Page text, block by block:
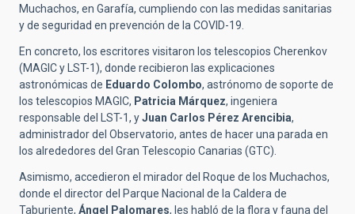
Muchachos, en Garafía, cumpliendo con las medidas sanitarias
y de seguridad en prevención de la COVID-19.
En concreto, los escritores visitaron los telescopios Cherenkov
(MAGIC y LST-1), donde recibieron las explicaciones
astronómicas de Eduardo Colombo, astrónomo de soporte de
los telescopios MAGIC, Patricia Márquez, ingeniera
responsable del LST-1, yJuan Carlos Pérez Arencibia,
administrador del Observatorio, antes de hacer una parada en
los alrededores del Gran Telescopio Canarias (GTC).
Asimismo, accedieron el mirador del Roque de los Muchachos,
donde el director del Parque Nacional de la Caldera de
Taburiente, Ángel Palomares, les habló de la flora y fauna del